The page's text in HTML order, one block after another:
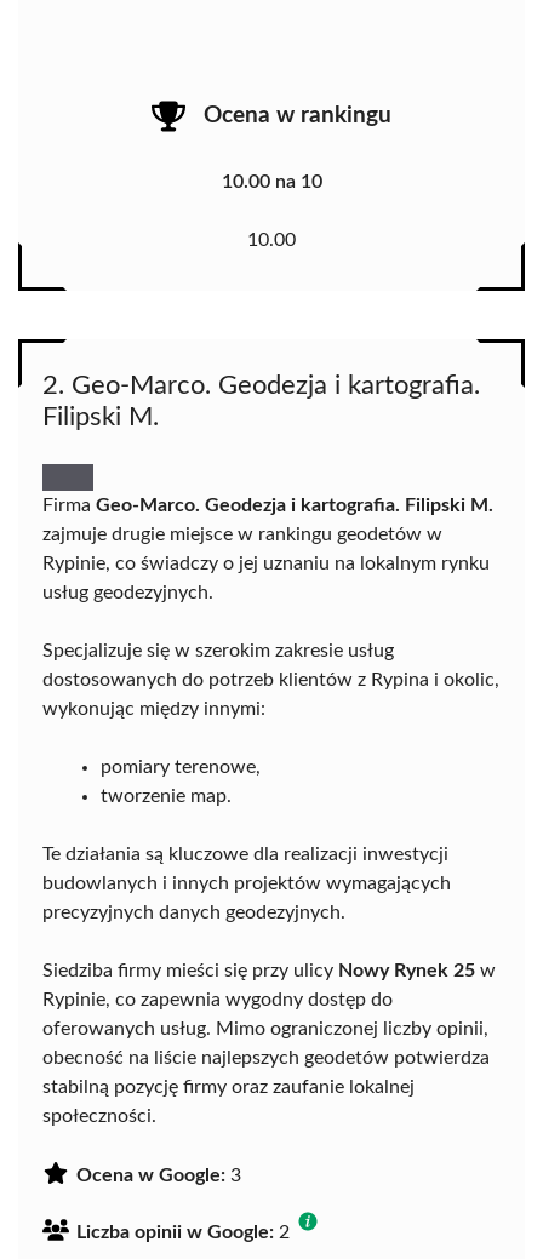
Ocena w rankingu
10.00 na 10
10.00
2. Geo-Marco. Geodezja i kartografia.
Filipski M.
Firma Geo-Marco. Geodezja i kartografia. Filipski M.
zajmuje drugie miejsce w rankingu geodetów w
Rypinie, co świadczy o jej uznaniu na lokalnym rynku
usług geodezyjnych.
Specjalizuje się w szerokim zakresie usług
dostosowanych do potrzeb klientów z Rypina i okolic,
wykonując między innymi:
pomiary terenowe,
tworzenie map.
Te działania są kluczowe dla realizacji inwestycji
budowlanych i innych projektów wymagających
precyzyjnych danych geodezyjnych.
Siedziba firmy mieści się przy ulicy Nowy Rynek 25 w
Rypinie, co zapewnia wygodny dostęp do
oferowanych usług. Mimo ograniczonej liczby opinii,
obecność na liście najlepszych geodetów potwierdza
stabilną pozycję firmy oraz zaufanie lokalnej
społeczności.
Ocena w Google: 3
Liczba opinii w Google: 2